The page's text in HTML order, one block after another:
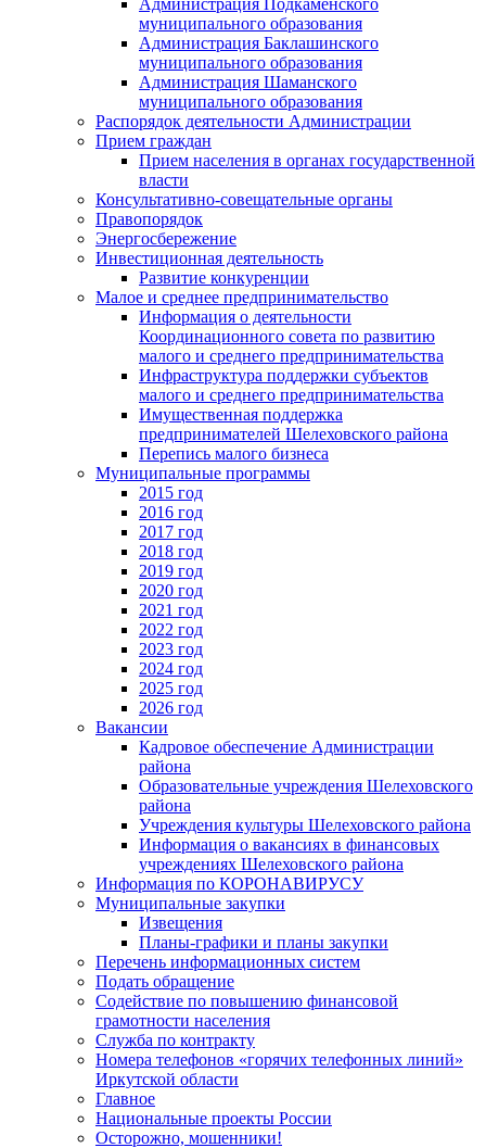
муниципального образования
Администрация Баклашинского
муниципального образования
Администрация Шаманского
муниципального образования
Распорядок деятельности Администрации
Прием граждан
Прием населения в органах государственной
власти
Консультативно-совещательные органы
Правопорядок
Энергосбережение
Инвестиционная деятельность
Развитие конкуренции
Малое и среднее предпринимательство
Информация о деятельности
Координационного совета по развитию
малого и среднего предпринимательства
Инфраструктура поддержки субъектов
малого и среднего предпринимательства
Имущественная поддержка
предпринимателей Шелеховского района
Перепись малого бизнеса
Муниципальные программы
2015 год
2016 год
2017 год
2018 год
2019 год
2020 год
2021 год
2022 год
2023 год
2024 год
2025 год
2026 год
Вакансии
Кадровое обеспечение Администрации
района
Образовательные учреждения Шелеховского
района
Учреждения культуры Шелеховского района
Информация о вакансиях в финансовых
учреждениях Шелеховского района
Информация по КОРОНАВИРУСУ
Муниципальные закупки
Извещения
Планы-графики и планы закупки
Перечень информационных систем
Подать обращение
Содействие по повышению финансовой
грамотности населения
Служба по контракту
Номера телефонов «горячих телефонных линий»
Иркутской области
Главное
Национальные проекты России
Осторожно, мошенники!